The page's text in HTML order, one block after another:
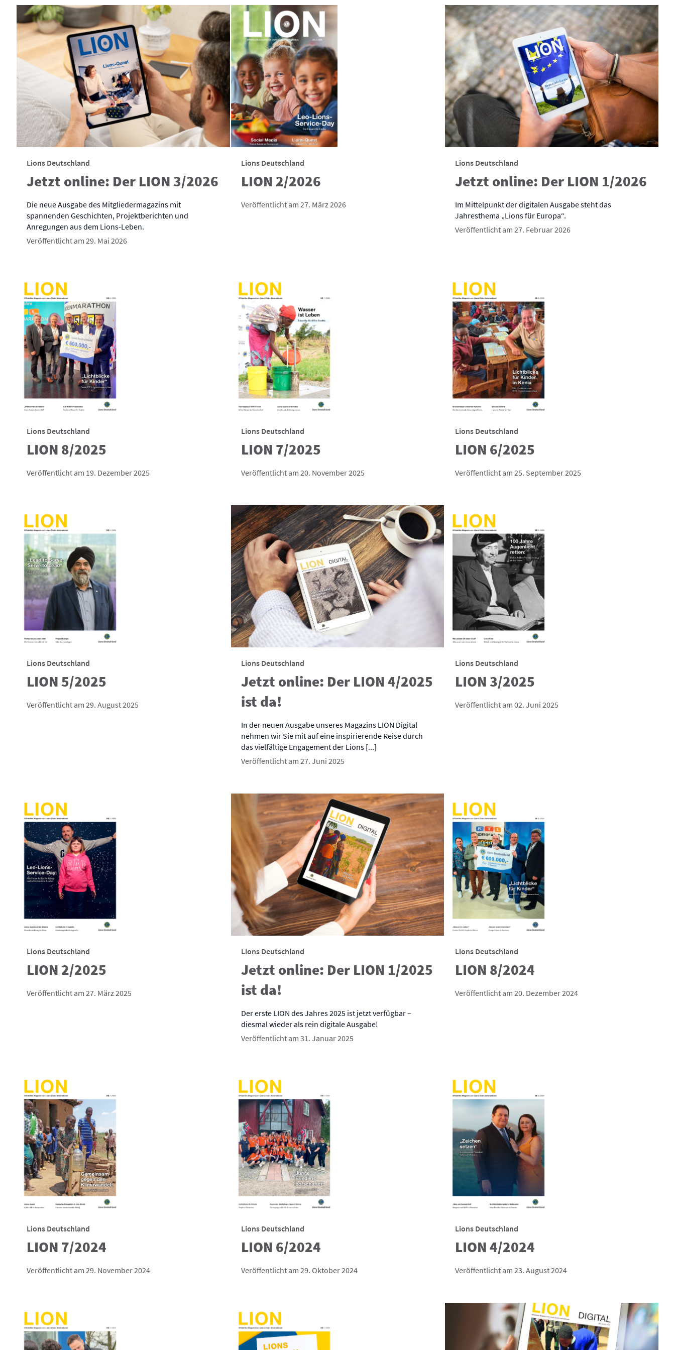
Lions Deutschland
Jetzt online: Der LION 3/2026
Die neue Ausgabe des Mitgliedermagazins mit
spannenden Geschichten, Projektberichten und
Anregungen aus dem Lions-Leben.
Veröffentlicht am 29. Mai 2026
Lions Deutschland
LION 2/2026
Veröffentlicht am 27. März 2026
Lions Deutschland
Jetzt online: Der LION 1/2026
Im Mittelpunkt der digitalen Ausgabe steht das
Jahresthema „Lions für Europa“.
Veröffentlicht am 27. Februar 2026
Lions Deutschland
LION 8/2025
Veröffentlicht am 19. Dezember 2025
Lions Deutschland
LION 7/2025
Veröffentlicht am 20. November 2025
Lions Deutschland
LION 6/2025
Veröffentlicht am 25. September 2025
Lions Deutschland
LION 5/2025
Veröffentlicht am 29. August 2025
Lions Deutschland
Jetzt online: Der LION 4/2025
ist da!
In der neuen Ausgabe unseres Magazins LION Digital
nehmen wir Sie mit auf eine inspirierende Reise durch
das vielfältige Engagement der Lions [...]
Veröffentlicht am 27. Juni 2025
Lions Deutschland
LION 3/2025
Veröffentlicht am 02. Juni 2025
Lions Deutschland
LION 2/2025
Veröffentlicht am 27. März 2025
Lions Deutschland
Jetzt online: Der LION 1/2025
ist da!
Der erste LION des Jahres 2025 ist jetzt verfügbar –
diesmal wieder als rein digitale Ausgabe!
Veröffentlicht am 31. Januar 2025
Lions Deutschland
LION 8/2024
Veröffentlicht am 20. Dezember 2024
Lions Deutschland
LION 7/2024
Veröffentlicht am 29. November 2024
Lions Deutschland
LION 6/2024
Veröffentlicht am 29. Oktober 2024
Lions Deutschland
LION 4/2024
Veröffentlicht am 23. August 2024